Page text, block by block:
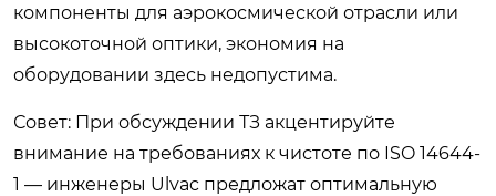
компоненты для аэрокосмической отрасли или
высокоточной оптики, экономия на
оборудовании здесь недопустима.
Совет: При обсуждении ТЗ акцентируйте
внимание на требованиях к чистоте по ISO 14644-
1 — инженеры Ulvac предложат оптимальную